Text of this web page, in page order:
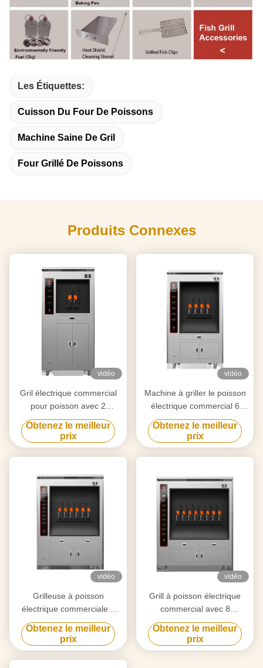
Les Étiquettes:
Cuisson Du Four De Poissons
Machine Saine De Gril
Four Grillé De Poissons
Produits Connexes
vidéo
Gril électrique commercial
pour poisson avec 2
compartiments 190KG
Obtenez le meilleur
prix
vidéo
Machine à griller le poisson
électrique commercial 6
compartiments 380KG
Obtenez le meilleur
prix
vidéo
Grilleuse à poisson
électrique commerciale 6
compartiments 350 kg
Obtenez le meilleur
prix
vidéo
Grill à poisson électrique
commercial avec 8
compartiments 8 poissons à
la fois
Obtenez le meilleur
prix